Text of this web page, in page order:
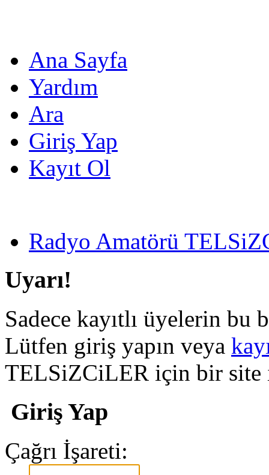
Ana Sayfa
Yardım
Ara
Giriş Yap
Kayıt Ol
Radyo Amatörü
Uyarı!
Sadece kayıtlı üyelerin bu
Lütfen giriş yapın veya
TELSiZCiLER için bir
Giriş Yap
Çağrı İşareti: